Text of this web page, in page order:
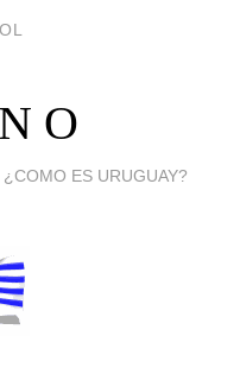
O
¿COMO ES URUGUAY?